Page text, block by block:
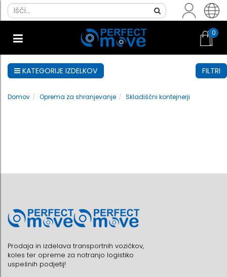
0
KATEGORIJE IZDELKOV FILTRI
Domov Oprema za shranjevanje Skladiščni kontejnerji
Prodaja in izdelava transportnih vozičkov,
koles ter opreme za notranjo logistiko
uspešnih podjetij!